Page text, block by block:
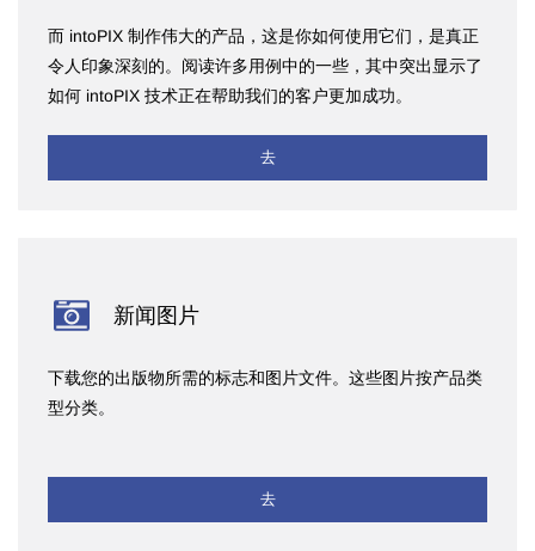
而 intoPIX 制作伟大的产品，这是你如何使用它们，是真正
令人印象深刻的。阅读许多用例中的一些，其中突出显示了
如何 intoPIX 技术正在帮助我们的客户更加成功。
去
新闻图片
下载您的出版物所需的标志和图片文件。这些图片按产品类
型分类。
去